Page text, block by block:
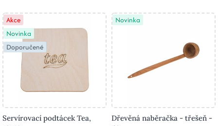
Akce
Novinka
Doporučené
Servírovací podtácek Tea,
Novinka
Dřevěná naběračka - třešeň -